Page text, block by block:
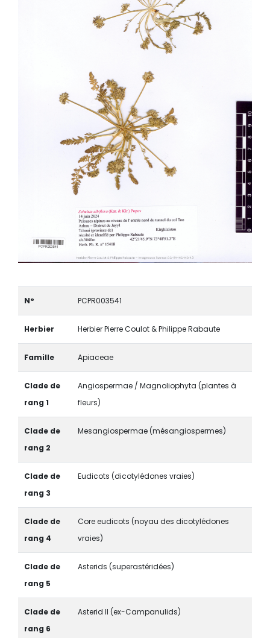
N° PCPR003541
Herbier Herbier Pierre Coulot & Philippe Rabaute
Famille Apiaceae
Clade de
rang 1
Angiospermae / Magnoliophyta (plantes à
fleurs)
Clade de
rang 2
Mesangiospermae (mésangiospermes)
Clade de
rang 3
Eudicots (dicotylédones vraies)
Clade de
rang 4
Core eudicots (noyau des dicotylédones
vraies)
Clade de
rang 5
Asterids (superastéridées)
Clade de
rang 6
Asterid II (ex-Campanulids)